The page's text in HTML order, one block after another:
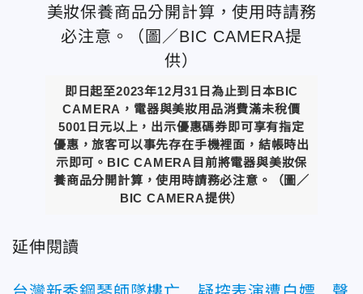
即日起至2023年12月31日為止到日本BIC
CAMERA，電器與美妝用品消費滿未稅價
5001日元以上，出示優惠碼券即可享有指定
優惠，旅客可以事先存在手機裡面，結帳時出
示即可。BIC CAMERA目前將電器與美妝保
養商品分開計算，使用時請務必注意。（圖／
BIC CAMERA提供）
延伸閱讀